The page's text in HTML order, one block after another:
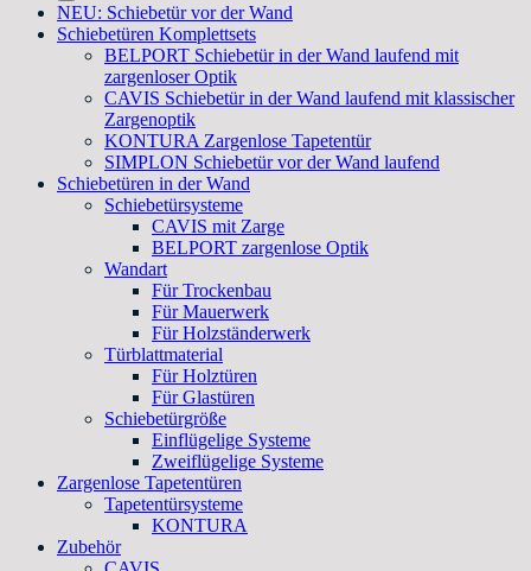
NEU: Schiebetür vor der Wand
Schiebetüren Komplettsets
BELPORT Schiebetür in der Wand laufend mit
zargenloser Optik
CAVIS Schiebetür in der Wand laufend mit klassischer
Zargenoptik
KONTURA Zargenlose Tapetentür
SIMPLON Schiebetür vor der Wand laufend
Schiebetüren in der Wand
Schiebetürsysteme
CAVIS mit Zarge
BELPORT zargenlose Optik
Wandart
Für Trockenbau
Für Mauerwerk
Für Holzständerwerk
Türblattmaterial
Für Holztüren
Für Glastüren
Schiebetürgröße
Einflügelige Systeme
Zweiflügelige Systeme
Zargenlose Tapetentüren
Tapetentürsysteme
KONTURA
Zubehör